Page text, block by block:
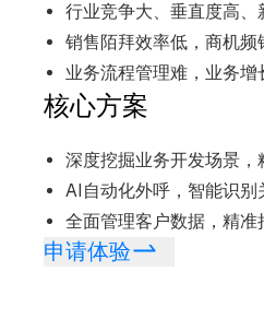
行业竞争大、垂直度高、
销售陌拜效率低，商机频
业务流程管理难，业务增
核心方案
深度挖掘业务开发场景
AI自动化外呼，智能识别
全面管理客户数据，精准
申请体验